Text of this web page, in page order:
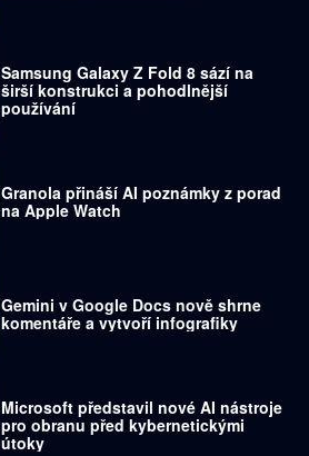
Samsung Galaxy Z Fold 8 sází na
širší konstrukci a pohodlnější
používání
Granola přináší AI poznámky z porad
na Apple Watch
Gemini v Google Docs nově shrne
komentáře a vytvoří infografiky
Microsoft představil nové AI nástroje
pro obranu před kybernetickými
útoky